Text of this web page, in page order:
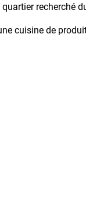
recherché
cuisine de